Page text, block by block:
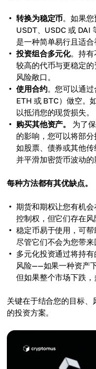
转换为稳定币。如果
USDT、USDC 或 DAI
是一种简单易行且适合
投资组合多元化。持
较高的代币与更稳定
风险敞口。
使用合约。您可以通
ETH 或 BTC）做空。
以抵消您的现货损失。
购买其他资产。
为了
的影响，您可以将部
如股票、债券或其他传
并平滑加密货币波动的
每种方法都有其优缺点。
期货和期权让您有机
控制权，但它们存在风
稳定币易于使用，可帮
尽管它们不会为您带来
多元化投资通过将持
风险——如果一种资产
但如果整个市场下跌，
关键在于结合您的目标
的投资方案。